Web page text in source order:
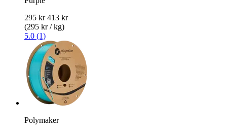
295 kr 413 kr
(295 kr / kg)
5.0 (1)
Polymaker